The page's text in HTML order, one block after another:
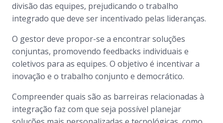
divisão das equipes, prejudicando o trabalho
integrado que deve ser incentivado pelas lideranças.
O gestor deve propor-se a encontrar soluções
conjuntas, promovendo feedbacks individuais e
coletivos para as equipes. O objetivo é incentivar a
inovação e o trabalho conjunto e democrático.
Compreender quais são as barreiras relacionadas à
integração faz com que seja possível planejar